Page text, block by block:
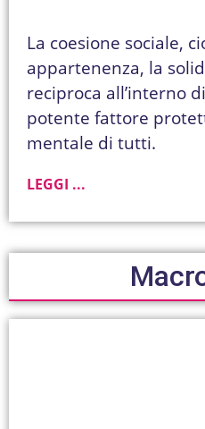
La coesione sociale,
appartenenza, la
reciproca all’interno
potente fattore
mentale di tutti.
LEGGI ...